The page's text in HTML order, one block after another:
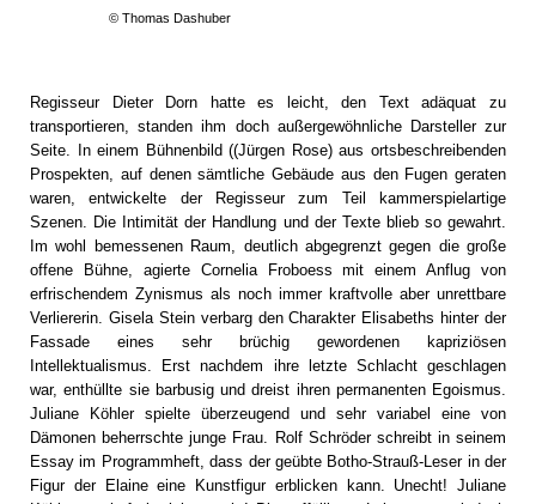
© Thomas Dashuber
Regisseur Dieter Dorn hatte es leicht, den Text adäquat zu
transportieren, standen ihm doch außergewöhnliche Darsteller zur
Seite. In einem Bühnenbild ((Jürgen Rose) aus ortsbeschreibenden
Prospekten, auf denen sämtliche Gebäude aus den Fugen geraten
waren, entwickelte der Regisseur zum Teil kammerspielartige
Szenen. Die Intimität der Handlung und der Texte blieb so gewahrt.
Im wohl bemessenen Raum, deutlich abgegrenzt gegen die große
offene Bühne, agierte Cornelia Froboess mit einem Anflug von
erfrischendem Zynismus als noch immer kraftvolle aber unrettbare
Verliererin. Gisela Stein verbarg den Charakter Elisabeths hinter der
Fassade eines sehr brüchig gewordenen kapriziösen
Intellektualismus. Erst nachdem ihre letzte Schlacht geschlagen
war, enthüllte sie barbusig und dreist ihren permanenten Egoismus.
Juliane Köhler spielte überzeugend und sehr variabel eine von
Dämonen beherrschte junge Frau. Rolf Schröder schreibt in seinem
Essay im Programmheft, dass der geübte Botho-Strauß-Leser in der
Figur der Elaine eine Kunstfigur erblicken kann. Unecht! Juliane